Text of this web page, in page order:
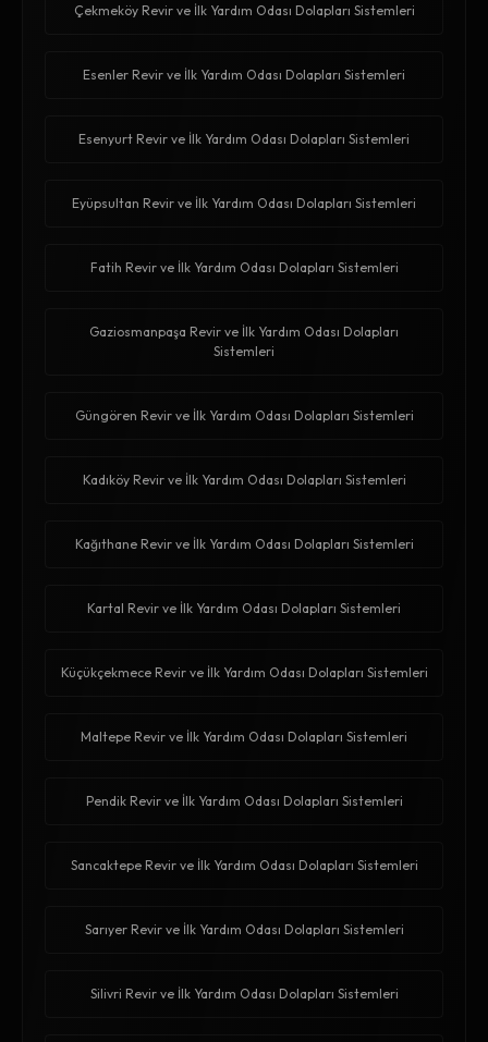
Çekmeköy Revir ve İlk Yardım Odası Dolapları Sistemleri
Esenler Revir ve İlk Yardım Odası Dolapları Sistemleri
Esenyurt Revir ve İlk Yardım Odası Dolapları Sistemleri
Eyüpsultan Revir ve İlk Yardım Odası Dolapları Sistemleri
Fatih Revir ve İlk Yardım Odası Dolapları Sistemleri
Gaziosmanpaşa Revir ve İlk Yardım Odası Dolapları
Sistemleri
Güngören Revir ve İlk Yardım Odası Dolapları Sistemleri
Kadıköy Revir ve İlk Yardım Odası Dolapları Sistemleri
Kağıthane Revir ve İlk Yardım Odası Dolapları Sistemleri
Kartal Revir ve İlk Yardım Odası Dolapları Sistemleri
Küçükçekmece Revir ve İlk Yardım Odası Dolapları Sistemleri
Maltepe Revir ve İlk Yardım Odası Dolapları Sistemleri
Pendik Revir ve İlk Yardım Odası Dolapları Sistemleri
Sancaktepe Revir ve İlk Yardım Odası Dolapları Sistemleri
Sarıyer Revir ve İlk Yardım Odası Dolapları Sistemleri
Silivri Revir ve İlk Yardım Odası Dolapları Sistemleri